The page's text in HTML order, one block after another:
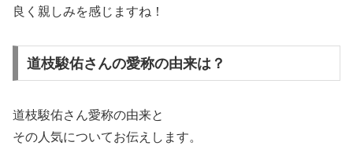
良く親しみを感じますね！
道枝駿佑さんの愛称の由来は？
道枝駿佑さん愛称の由来と
その人気についてお伝えします。